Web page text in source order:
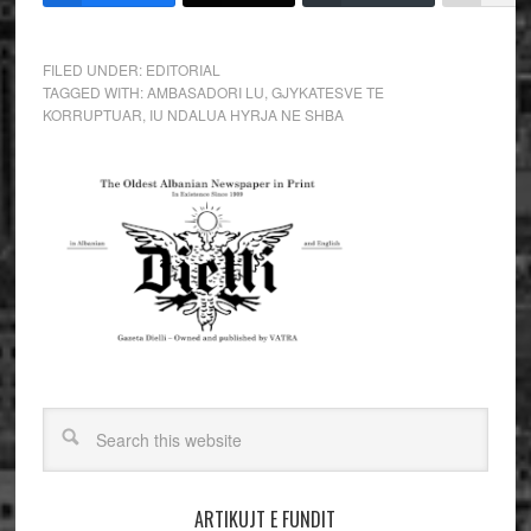
FILED UNDER: EDITORIAL
TAGGED WITH:AMBASADORI LU GJYKATESVE TE
KORRUPTUAR IU NDALUA HYRJA NE SHBA
ARTIKUJT E FUNDIT